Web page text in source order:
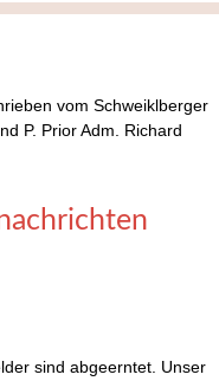
vom Schweiklberger
P. Prior Adm. Richard
sind abgeerntet. Unser